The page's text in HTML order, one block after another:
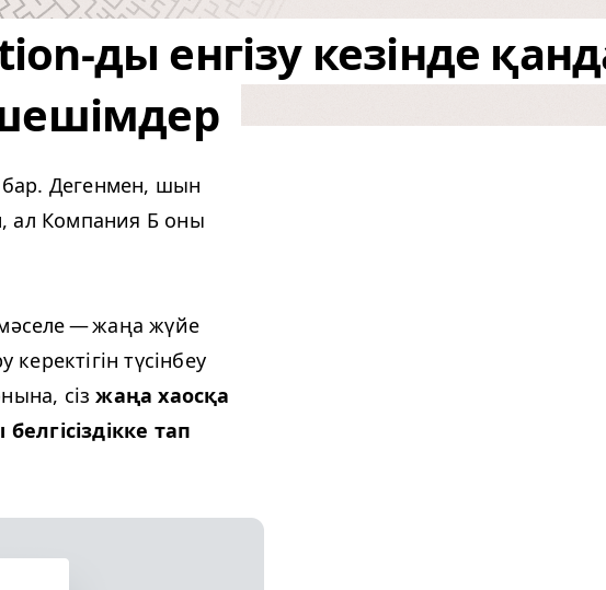
ды енгізу кезінде
бар. Дегенмен, шын
ал Компания Б оны
— жаңа жүйе
түсінбеу
сізжаңа хаосқа
тап